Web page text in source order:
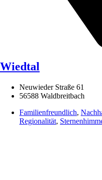
Wiedtal
Neuwieder Straße 61
56588 Waldbreitbach
Familienfreundlich,
Regionalität,